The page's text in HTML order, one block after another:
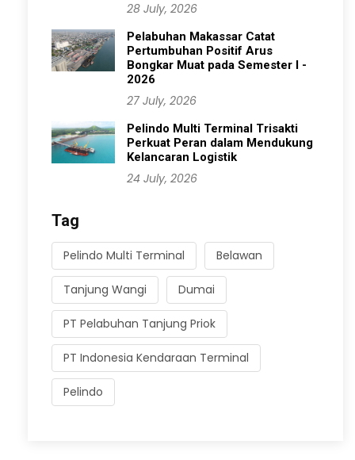
28 July, 2026
Pelabuhan Makassar Catat
Pertumbuhan Positif Arus
Bongkar Muat pada Semester I -
2026
27 July, 2026
Pelindo Multi Terminal Trisakti
Perkuat Peran dalam Mendukung
Kelancaran Logistik
24 July, 2026
Tag
Pelindo Multi Terminal Belawan
Tanjung Wangi Dumai
PT Pelabuhan Tanjung Priok
PT Indonesia Kendaraan Terminal
Pelindo